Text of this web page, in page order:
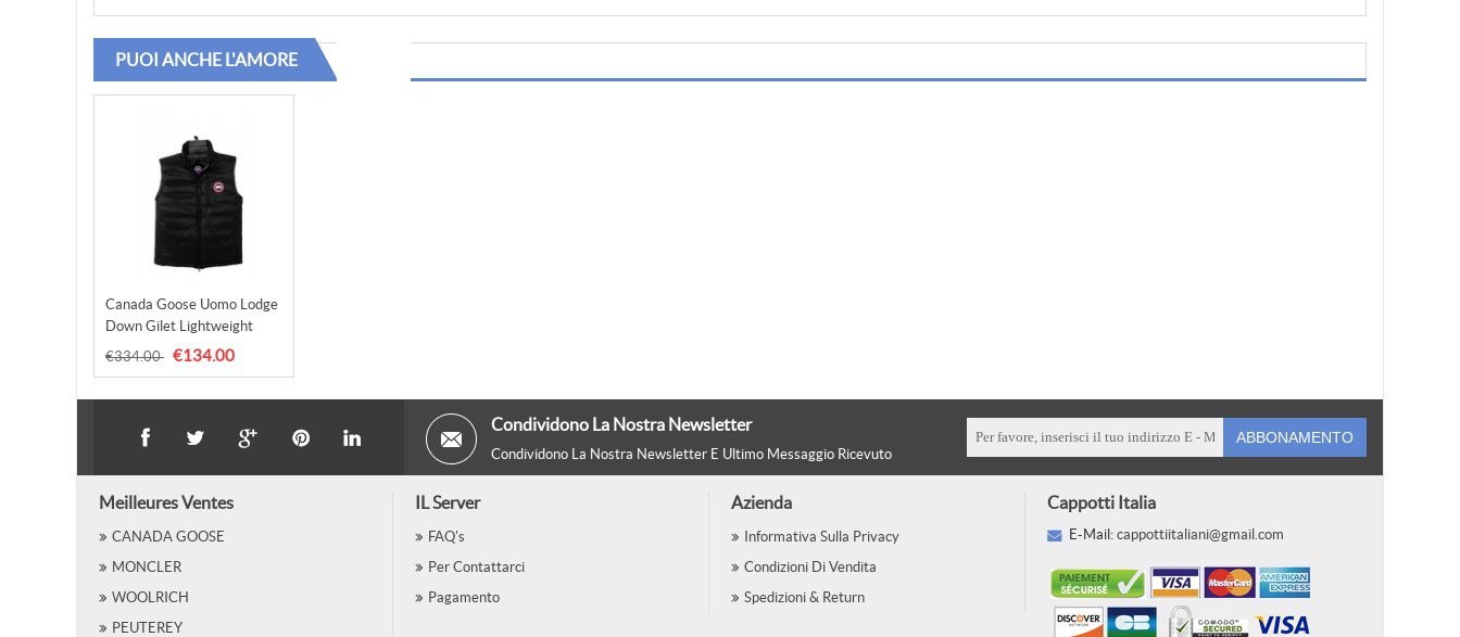
PUOI ANCHE L'AMORE
Canada Goose Uomo Lodge
Down Gilet Lightweight
5058M Nero/Graphite
€334.00 €134.00
Condividono La Nostra Newsletter
Condividono La Nostra Newsletter E Ultimo Messaggio Ricevuto
ABBONAMENTO
Meilleures Ventes
CANADA GOOSE
MONCLER
WOOLRICH
PEUTEREY
IL Server
FAQ's
Per Contattarci
Pagamento
Azienda
Informativa Sulla Privacy
Condizioni Di Vendita
Spedizioni & Return
Cappotti Italia
E-Mail: cappottiitaliani@gmail.com